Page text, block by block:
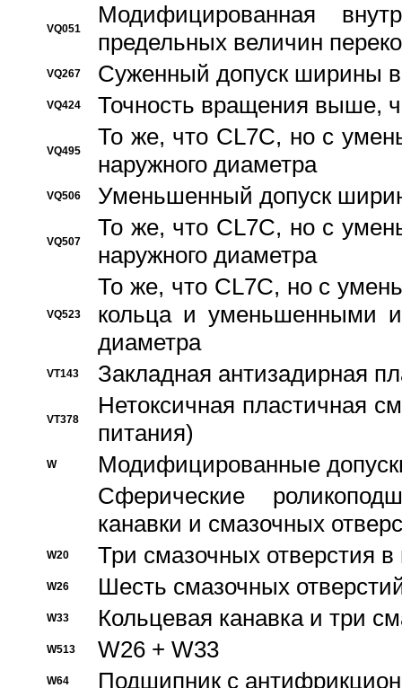
VQ051
Модифицированная
предельных величин
VQ267 Суженный допуск ширины
VQ424 Точность вращения выше,
VQ495
То же, что CL7C, но с
наружного диаметра
VQ506 Уменьшенный допуск
VQ507
То же, что CL7C, но с
наружного диаметра
VQ523
То же, что CL7C, но с
кольца и уменьшенными
диаметра
VT143 Закладная антизадирная
VT378
Нетоксичная пластичная
питания)
W
Модифицированные
Сферические
канавки и смазочных
W20 Три смазочных отверстия
W26 Шесть смазочных
W33 Кольцевая канавка и три
W513 W26 + W33
W64 Подшипник с